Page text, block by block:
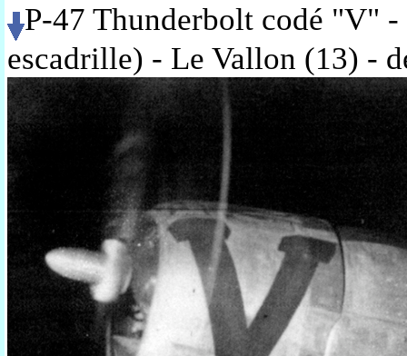
P-47 Thunderbolt codé "V" -
escadrille) - Le Vallon (13) -